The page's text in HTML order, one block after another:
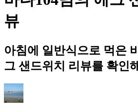
뷰
아침에 일반식으로 먹은
그 샌드위치 리뷰를 확인